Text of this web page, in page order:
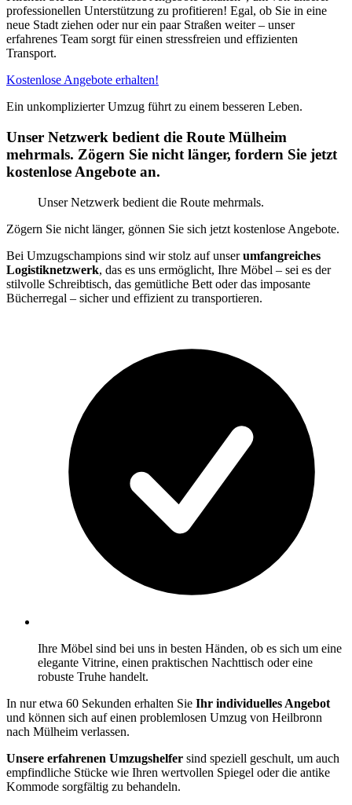
professionellen Unterstützung zu profitieren! Egal, ob Sie in eine
neue Stadt ziehen oder nur ein paar Straßen weiter – unser
erfahrenes Team sorgt für einen stressfreien und effizienten
Transport.
Kostenlose Angebote erhalten!
Ein unkomplizierter Umzug führt zu einem besseren Leben.
Unser Netzwerk bedient die Route Mülheim
mehrmals. Zögern Sie nicht länger, fordern Sie jetzt
kostenlose Angebote an.
Unser Netzwerk bedient die Route mehrmals.
Zögern Sie nicht länger, gönnen Sie sich jetzt kostenlose Angebote.
Bei Umzugschampions sind wir stolz auf unserumfangreiches
Logistiknetzwerk, das es uns ermöglicht, Ihre Möbel – sei es der
stilvolle Schreibtisch, das gemütliche Bett oder das imposante
Bücherregal – sicher und effizient zu transportieren.
Ihre Möbel sind bei uns in besten Händen, ob es sich um eine
elegante Vitrine, einen praktischen Nachttisch oder eine
robuste Truhe handelt.
In nur etwa 60 Sekunden erhalten Sie Ihr individuelles Angebot
und können sich auf einen problemlosen Umzug von Heilbronn
nach Mülheim verlassen.
Unsere erfahrenen Umzugshelfer sind speziell geschult, um auch
empfindliche Stücke wie Ihren wertvollen Spiegel oder die antike
Kommode sorgfältig zu behandeln.